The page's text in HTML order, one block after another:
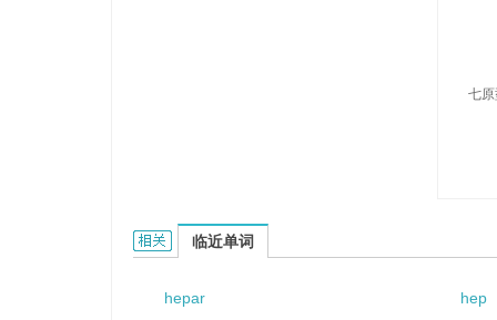
七
heptarch的相关资料：
临近单词
hepar
hep